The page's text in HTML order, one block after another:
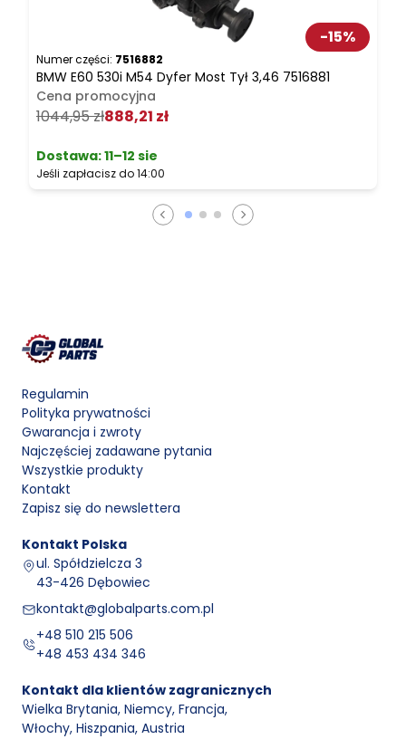
-15%
Numer części: 7516882
BMW E60 530i M54 Dyfer Most Tył 3,46 7516881
Cena promocyjna
1044,95 zł888,21 zł
Dostawa:11–12 sie
Jeśli zapłacisz do 14:00
Regulamin
Polityka prywatności
Gwarancja i zwroty
Najczęściej zadawane pytania
Wszystkie produkty
Kontakt
Zapisz się do newslettera
Kontakt Polska
ul. Spółdzielcza 3
43-426 Dębowiec
kontakt@globalparts.com.pl
+48 510 215 506
+48 453 434 346
Kontakt dla klientów zagranicznych
Wielka Brytania, Niemcy, Francja,
Włochy, Hiszpania, Austria